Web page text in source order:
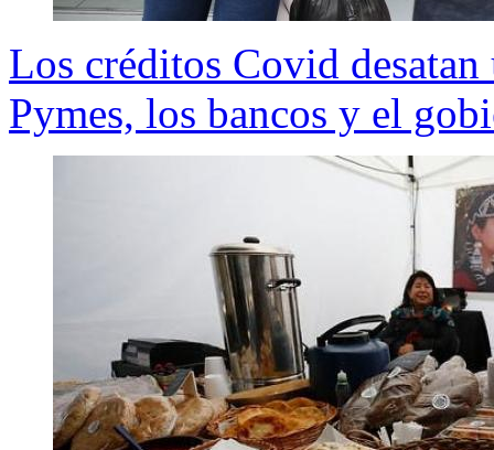
Los créditos Covid desatan
Pymes, los bancos y el